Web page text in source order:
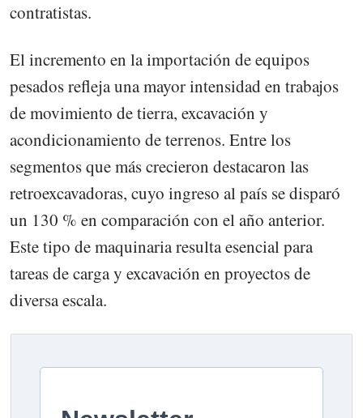
contratistas.
El incremento en la importación de equipos
pesados refleja una mayor intensidad en trabajos
de movimiento de tierra, excavación y
acondicionamiento de terrenos. Entre los
segmentos que más crecieron destacaron las
retroexcavadoras, cuyo ingreso al país se disparó
un 130 % en comparación con el año anterior.
Este tipo de maquinaria resulta esencial para
tareas de carga y excavación en proyectos de
diversa escala.